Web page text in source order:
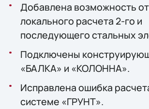
Добавлена возможность
локального расчета 2-го и
последующего стальных
Подключены
«БАЛКА» и «КОЛОННА».
Исправлена ошибка
системе «ГРУНТ».